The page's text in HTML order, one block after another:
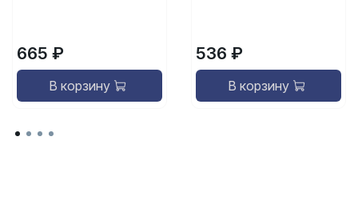
665 ₽
В корзину
536 ₽
В корзину